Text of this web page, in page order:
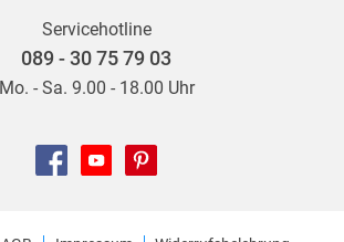
Servicehotline
089 - 30 75 79 03
Mo. - Sa. 9.00 - 18.00 Uhr